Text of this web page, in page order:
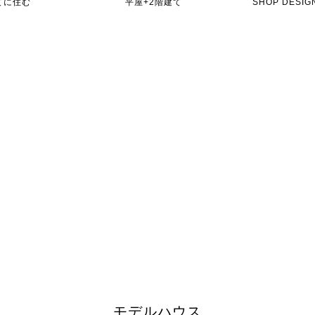
に住む 平屋+2階建て SHOP
モデルハウス